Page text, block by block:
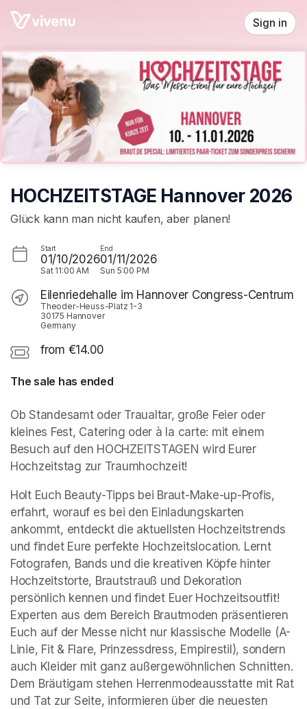
Skip header
Sign in
HOCHZEITSTAGE Hannover 2026
Glück kann man nicht kaufen, aber planen!
Start
01/10/2026
Sat 11:00 AM
End
01/11/2026
Sun 5:00 PM
Eilenriedehalle im Hannover Congress-Centrum
Theoder-Heuss-Platz 1-3
30175 Hannover
Germany
from €14.00
The sale has ended
Ob Standesamt oder Traualtar, große Feier oder
kleines Fest, Catering oder à la carte: mit einem
Besuch auf den HOCHZEITSTAGEN wird Eurer
Hochzeitstag zur Traumhochzeit!
Holt Euch Beauty-Tipps bei Braut-Make-up-Profis,
erfahrt, worauf es bei den Einladungskarten
ankommt, entdeckt die aktuellsten Hochzeitstrends
und findet Eure perfekte Hochzeitslocation. Lernt
Fotografen, Bands und die kreativen Köpfe hinter
Hochzeitstorte, Brautstrauß und Dekoration
persönlich kennen und findet Euer Hochzeitsoutfit!
Experten aus dem Bereich Brautmoden präsentieren
Euch auf der Messe nicht nur klassische Modelle (A-
Linie, Fit & Flare, Prinzessdress, Empirestil), sondern
auch Kleider mit ganz außergewöhnlichen Schnitten.
Dem Bräutigam stehen Herrenmodeausstatte mit Rat
und Tat zur Seite, informieren über die neuesten